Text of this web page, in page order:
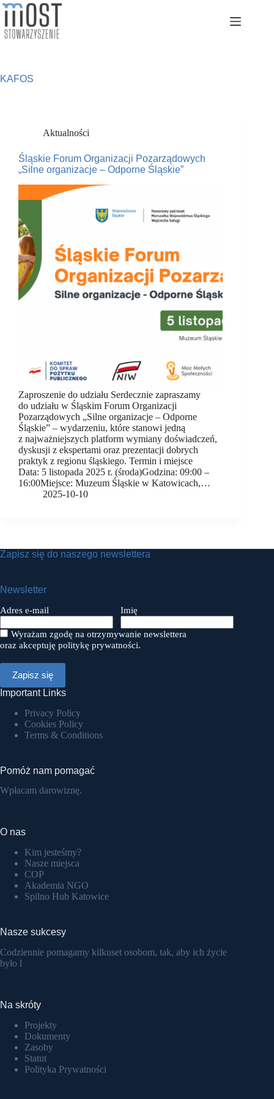
Przejdź
treści
KAFOS
Aktualności
Śląskie Forum Organizacji Pozarządowych
„Silne organizacje – Odporne Śląskie”
Zaproszenie do udziału Serdecznie zapraszamy
do udziału w Śląskim Forum Organizacji
Pozarządowych „Silne organizacje – Odporne
Śląskie” – wydarzeniu, które stanowi jedną
z najważniejszych platform wymiany doświadczeń,
dyskusji z ekspertami oraz prezentacji dobrych
praktyk z regionu śląskiego. Termin i miejsce
Data: 5 listopada 2025 r. (środa)Godzina: 09:00 –
16:00Miejsce: Muzeum Śląskie w Katowicach,…
2025-10-10
Zapisz się do naszego newslettera
Newsletter
Adres e-mail Imię
Wyrażam zgodę na otrzymywanie newslettera
oraz akceptuję politykę prywatności.
Important Links
Privacy Policy
Cookies Policy
Terms & Conditions
Pomóż nam pomagać
Wpłacam darowiznę.
O nas
Kim jesteśmy?
Nasze miejsca
COP
Akademia NGO
Spilno Hub Katowice
Nasze sukcesy
Codziennie pomagamy kilkuset osobom, tak, aby ich życie
było l
Na skróty
Projekty
Dokumenty
Zasoby
Statut
Polityka Prywatności